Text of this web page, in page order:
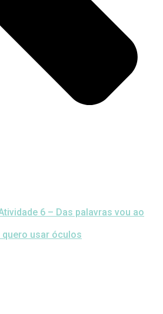
6 – Das palavras vou ao
quero usar óculos